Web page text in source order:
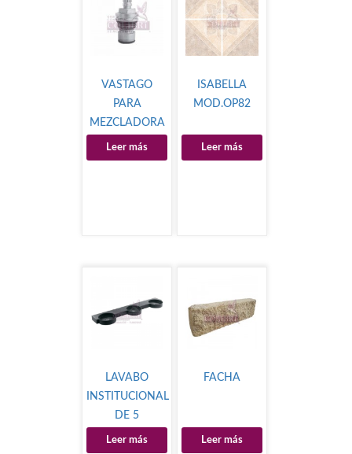
VASTAGO
PARA
MEZCLADORA
Leer más
ISABELLA
MOD.OP82
Leer más
LAVABO
INSTITUCIONAL
DE 5
ESTACIONES
Leer más
FACHA
Leer más